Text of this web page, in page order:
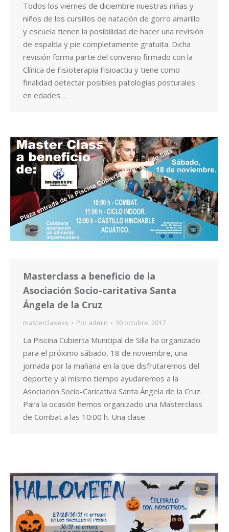
Todos los viernes de diciembre nuestras niñas y
niños de los cursillos de natación de gorro amarillo
y escuela tienen la posibilidad de hacer una revisión
de espalda y pie completamente gratuita. Dicha
revisión forma parte del convenio firmado con la
Clínica de Fisioterapia Fisioactiu y tiene como
finalidad detectar posibles patologías posturales
en edades…
Masterclass a beneficio de la
Asociación Socio-caritativa Santa
Ángela de la Cruz
masterclasess Por admin 30 octubre, 2017
La Piscina Cubierta Municipal de Silla ha organizado
para el próximo sábado, 18 de noviembre, una
jornada por la mañana en la que disfrutaremos del
deporte y al mismo tiempo ayudaremos a la
Asociación Socio-Caricativa Santa Ángela de la Cruz.
Para la ocasión hemos organizado una Masterclass
de Combat a las 10:00 h. Una clase…